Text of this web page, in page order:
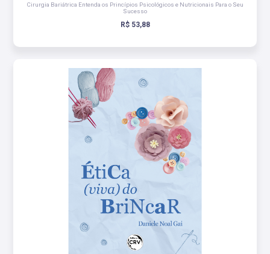
Cirurgia Bariátrica Entenda os Princípios Psicológicos e Nutricionais Para o Seu
Sucesso
R$ 53,88